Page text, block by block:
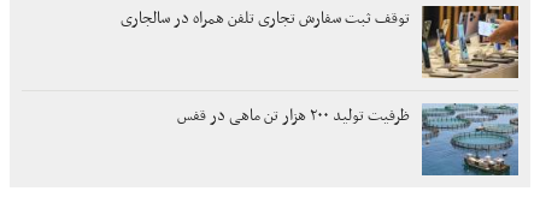
توقف ثبت سفارش تجاری تلفن همراه در سالجاری
ظرفیت تولید ۲۰۰ هزار تن ماهی در قفس